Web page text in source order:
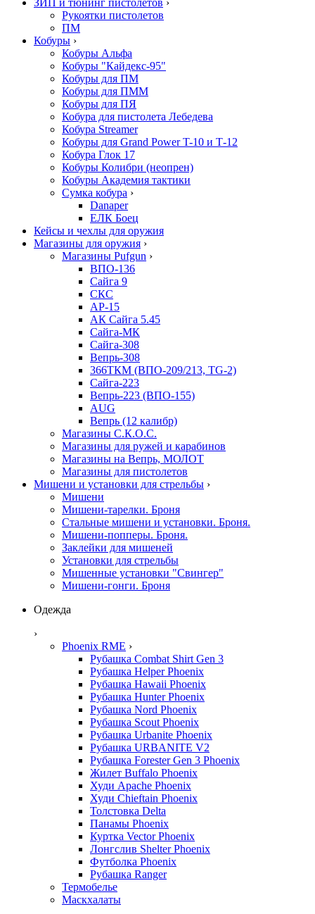
ЗИП и тюнинг пистолетов ›
Рукоятки пистолетов
ПМ
Кобуры ›
Кобуры Альфа
Кобуры "Кайдекс-95"
Кобуры для ПМ
Кобуры для ПММ
Кобуры для ПЯ
Кобура для пистолета Лебедева
Кобура Streamer
Кобуры для Grand Power T-10 и Т-12
Кобура Глок 17
Кобуры Колибри (неопрен)
Кобуры Академия тактики
Сумка кобура ›
Danaper
ЕЛК Боец
Кейсы и чехлы для оружия
Магазины для оружия ›
Магазины Pufgun ›
ВПО-136
Сайга 9
СКС
АР-15
АК Сайга 5.45
Сайга-МК
Сайга-308
Вепрь-308
366ТКМ (ВПО-209/213, TG-2)
Сайга-223
Вепрь-223 (ВПО-155)
AUG
Вепрь (12 калибр)
Магазины С.К.О.С.
Магазины для ружей и карабинов
Магазины на Вепрь, МОЛОТ
Магазины для пистолетов
Мишени и установки для стрельбы ›
Мишени
Мишени-тарелки. Броня
Стальные мишени и установки. Броня.
Мишени-попперы. Броня.
Заклейки для мишеней
Установки для стрельбы
Мишенные установки "Свингер"
Мишени-гонги. Броня
Одежда
›
Phoenix RME ›
Рубашка Combat Shirt Gen 3
Рубашка Helper Phoenix
Рубашка Hawaii Phoenix
Рубашка Hunter Phoenix
Рубашка Nord Phoenix
Рубашка Scout Phoenix
Рубашка Urbanite Phoenix
Рубашка URBANITE V2
Рубашка Forester Gen 3 Phoenix
Жилет Buffalo Phoenix
Худи Apache Phoenix
Худи Chieftain Phoenix
Толстовка Delta
Панамы Phoenix
Куртка Vector Phoenix
Лонгслив Shelter Phoenix
Футболка Phoenix
Рубашка Ranger
Термобелье
Маскхалаты